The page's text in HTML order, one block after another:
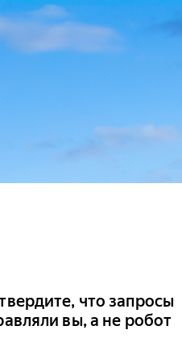
что запросы
вы, а не робот